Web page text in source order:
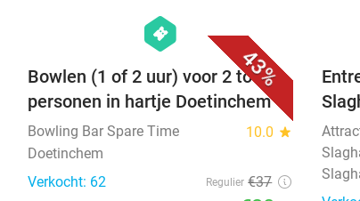
43%
hexagon
events
Bowlen (1 of 2 uur) voor 2 tot 7
personen in hartje Doetinchem
Bowling Bar Spare Time 10.0 star
Doetinchem
Verkocht: 62
Regulier €37